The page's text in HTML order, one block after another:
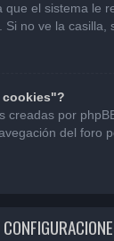
el sistema le
no ve la
cookies"?
creadas por
del foro